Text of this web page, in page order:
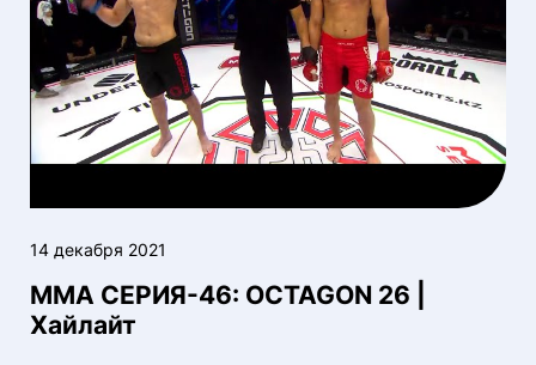
14 декабря 2021
ММА СЕРИЯ-46: OCTAGON 26 |
Хайлайт